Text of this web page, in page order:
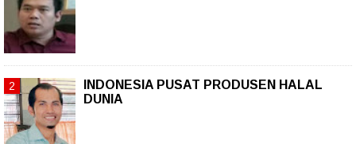
INDONESIA PUSAT PRODUSEN HALAL
DUNIA